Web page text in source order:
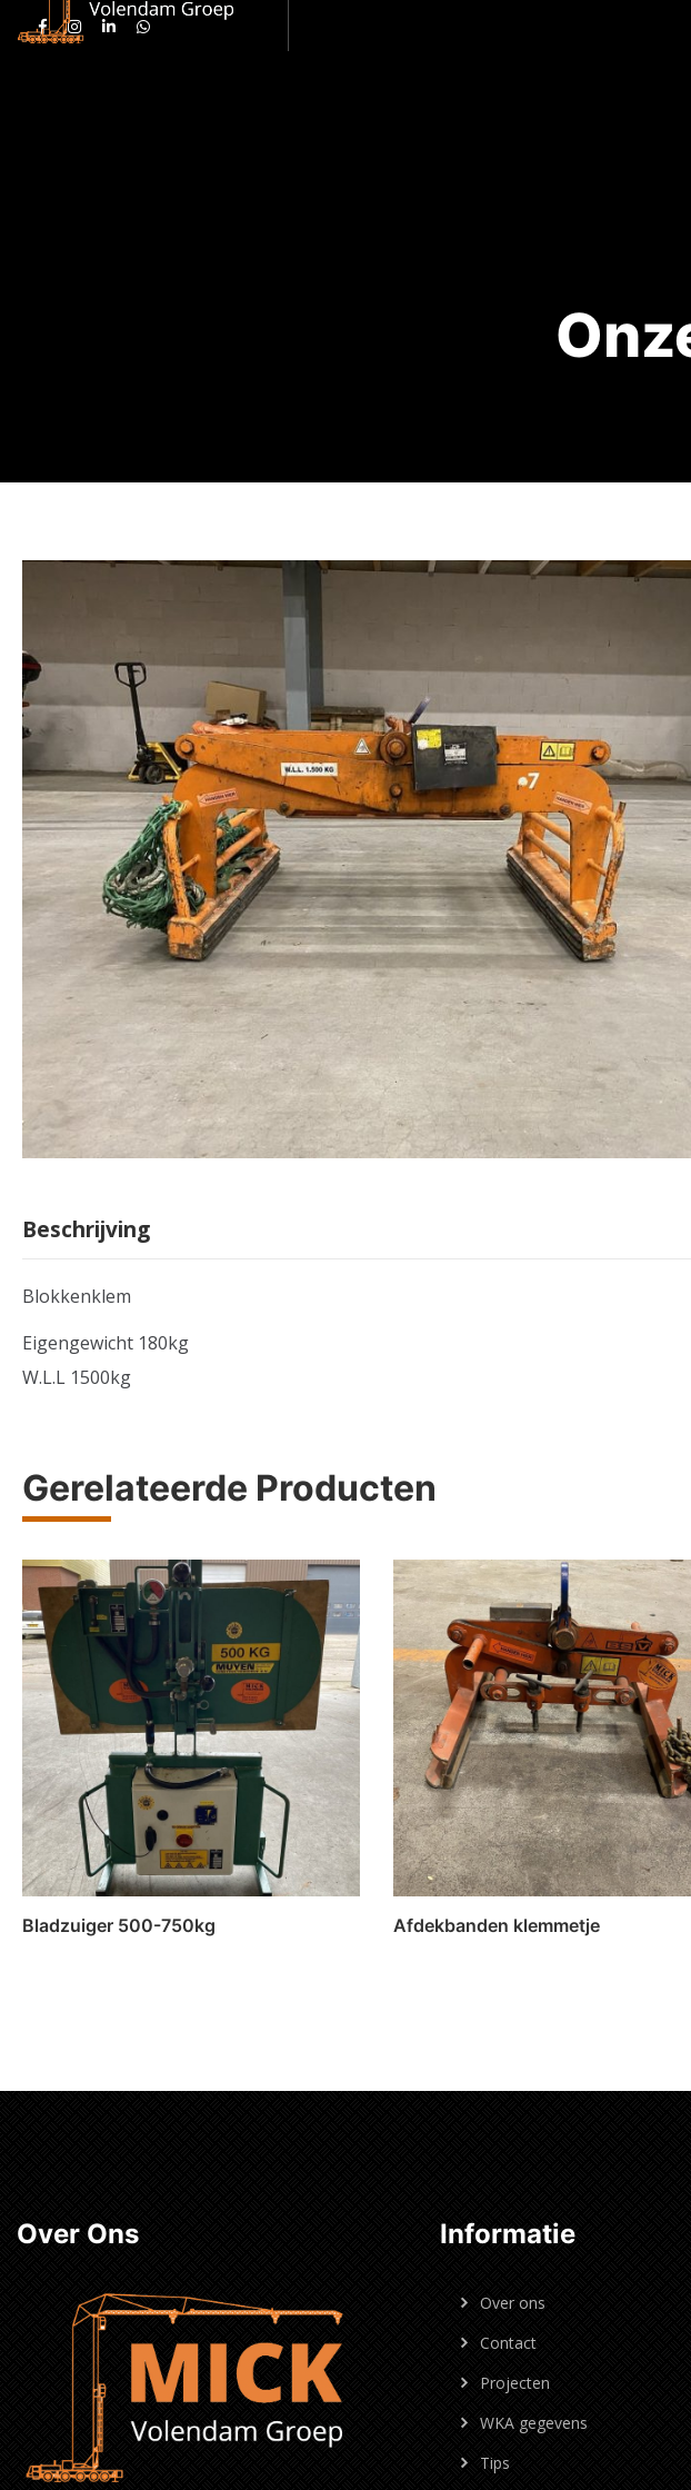
Beschrijving
Blokkenklem
Eigengewicht 180kg
W.L.L 1500kg
Gerelateerde Producten
Bladzuiger 500-750kg Afdekbanden klemmetje
Over Ons Informatie
Over ons
Contact
Projecten
WKA gegevens
Tips